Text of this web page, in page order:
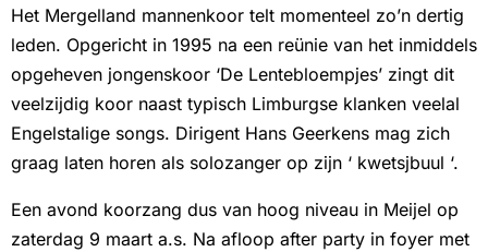
Het Mergelland mannenkoor telt momenteel zo’n dertig
leden. Opgericht in 1995 na een reünie van het inmiddels
opgeheven jongenskoor ‘De Lentebloempjes’ zingt dit
veelzijdig koor naast typisch Limburgse klanken veelal
Engelstalige songs. Dirigent Hans Geerkens mag zich
graag laten horen als solozanger op zijn ‘ kwetsjbuul ‘.
Een avond koorzang dus van hoog niveau in Meijel op
zaterdag 9 maart a.s. Na afloop after party in foyer met